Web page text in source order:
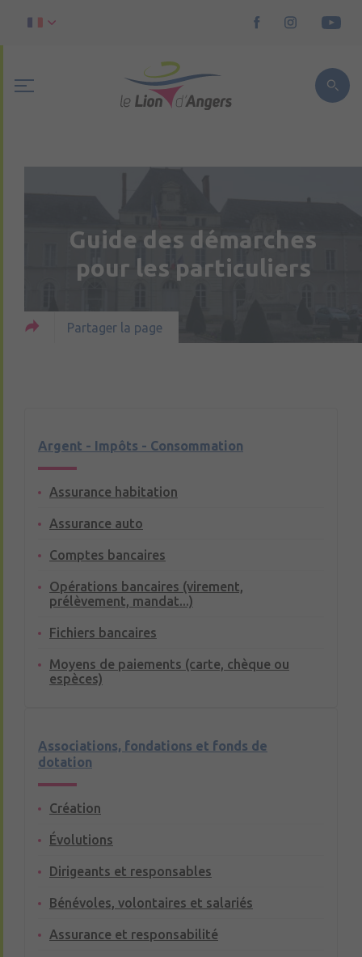
Guide des démarches
pour les particuliers
Partager la page
Argent - Impôts - Consommation
Assurance habitation
Assurance auto
Comptes bancaires
Opérations bancaires (virement,
prélèvement, mandat...)
Fichiers bancaires
Moyens de paiements (carte, chèque ou
espèces)
Associations, fondations et fonds de
dotation
Création
Évolutions
Dirigeants et responsables
Bénévoles, volontaires et salariés
Assurance et responsabilité